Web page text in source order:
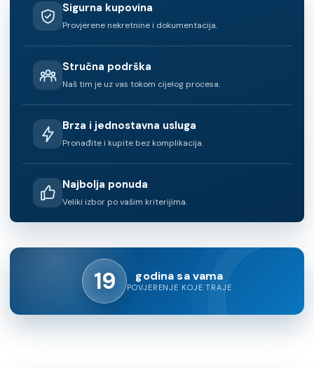
Sigurna kupovina
Provjerene nekretnine i dokumentacija.
Stručna podrška
Naš tim je uz vas tokom cijelog procesa.
Brza i jednostavna usluga
Pronađite i kupite bez komplikacija.
Najbolja ponuda
Veliki izbor po vašim kriterijima.
19 godina sa vama
POVJERENJE KOJE TRAJE